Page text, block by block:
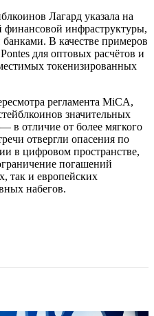
Лагард указала на
финансовой инфраструктуры,
В качестве примеров
для оптовых расчётов и
токенизированных
регламента MiCA,
значительных
в отличие от более мягкого
отвергли опасения по
в цифровом пространстве,
погашений
так и европейских
набегов.